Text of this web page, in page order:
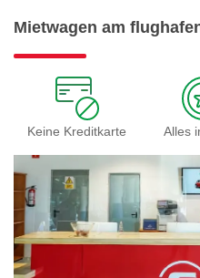
Mietwagen am
Keine Kreditkarte Alles